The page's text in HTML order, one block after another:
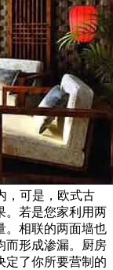
，可是，欧式古
。若是您家利用两
。相联的两面墙也
而形成渗漏。厨房
定了你所要营制的